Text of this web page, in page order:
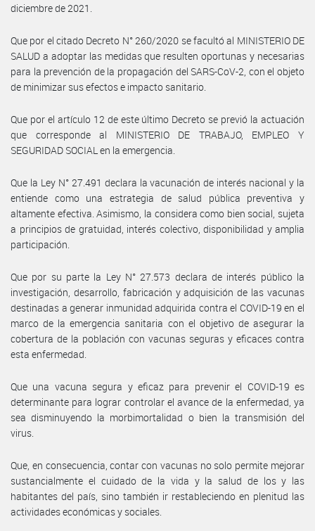
diciembre de 2021.
Que por el citado Decreto N° 260/2020 se facultó al MINISTERIO DE
SALUD a adoptar las medidas que resulten oportunas y necesarias
para la prevención de la propagación del SARS-CoV-2, con el objeto
de minimizar sus efectos e impacto sanitario.
Que por el artículo 12 de este último Decreto se previó la actuación
que corresponde al MINISTERIO DE TRABAJO, EMPLEO Y
SEGURIDAD SOCIAL en la emergencia.
Que la Ley N° 27.491 declara la vacunación de interés nacional y la
entiende como una estrategia de salud pública preventiva y
altamente efectiva. Asimismo, la considera como bien social, sujeta
a principios de gratuidad, interés colectivo, disponibilidad y amplia
participación.
Que por su parte la Ley N° 27.573 declara de interés público la
investigación, desarrollo, fabricación y adquisición de las vacunas
destinadas a generar inmunidad adquirida contra el COVID-19 en el
marco de la emergencia sanitaria con el objetivo de asegurar la
cobertura de la población con vacunas seguras y eficaces contra
esta enfermedad.
Que una vacuna segura y eficaz para prevenir el COVID-19 es
determinante para lograr controlar el avance de la enfermedad, ya
sea disminuyendo la morbimortalidad o bien la transmisión del
virus.
Que, en consecuencia, contar con vacunas no solo permite mejorar
sustancialmente el cuidado de la vida y la salud de los y las
habitantes del país, sino también ir restableciendo en plenitud las
actividades económicas y sociales.